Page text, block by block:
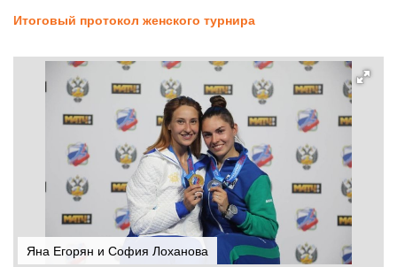
Итоговый протокол женского турнира
Яна Егорян и София Лоханова